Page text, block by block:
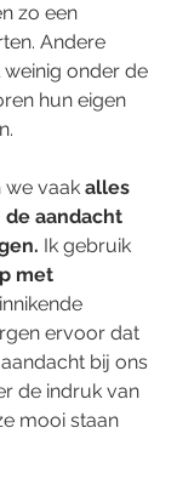
zo een
Andere
weinig onder de
hun eigen
vaak alles
de aandacht
Ik gebruik
met
ervoor dat
bij ons
de indruk van
mooi staan